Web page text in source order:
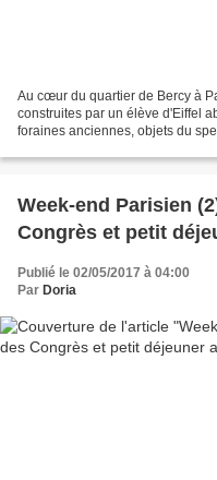
Au cœur du quartier de Bercy à
construites par un élève d'Eiffel
foraines anciennes, objets du
Week-end Parisien
Congrès et petit
Publié le 02/05/2017 à 04:00
Par Doria